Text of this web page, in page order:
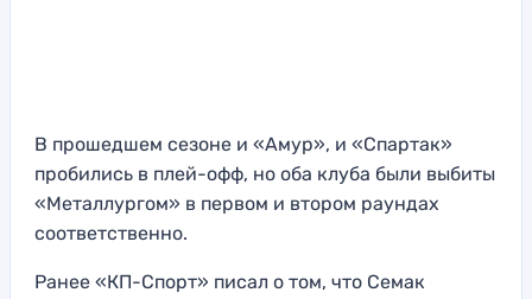
В прошедшем сезоне и «Амур», и «Спартак»
пробились в плей-офф, но оба клуба были выбиты
«Металлургом» в первом и втором раундах
соответственно.
Ранее «КП-Спорт» писал о том, что Семак